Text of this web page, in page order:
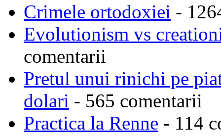
Crimele ortodoxiei -
Evolutionism vs
comentarii
Pretul unui rinichi pe
dolari - 565 comentarii
Practica la Renne - 114